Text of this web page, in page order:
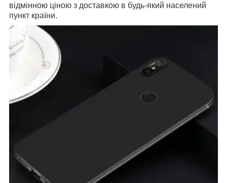
відмінною ціною з доставкою в будь-який населений
пункт країни.